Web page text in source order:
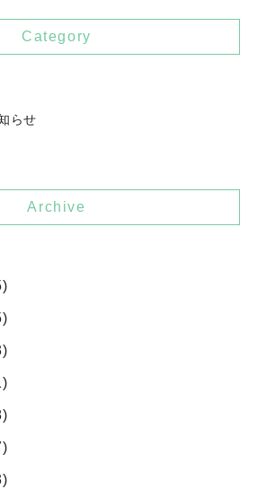
Category
らせ
Archive